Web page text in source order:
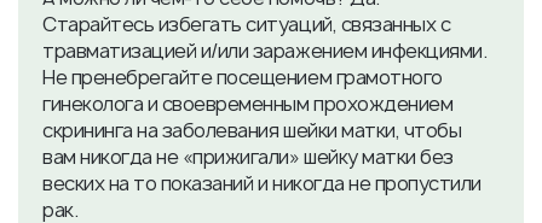
Старайтесь избегать ситуаций, связанных с
травматизацией и/или заражением инфекциями.
Не пренебрегайте посещением грамотного
гинеколога и своевременным прохождением
скрининга на заболевания шейки матки, чтобы
вам никогда не «прижигали» шейку матки без
веских на то показаний и никогда не пропустили
рак.